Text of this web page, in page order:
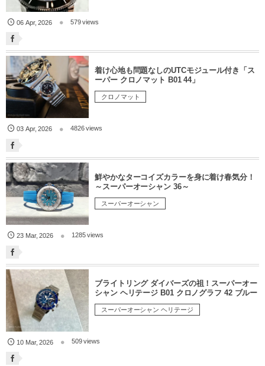
06 Apr,2026 579 views
着け心地も問題なしのUTCモジュール付き「ス
ーパー クロノマット B01 44」
クロノマット
03 Apr,2026 4826 views
鮮やかなターコイズカラーを身に着け春気分！
～スーパーオーシャン 36～
スーパーオーシャン
23 Mar,2026 1285 views
ブライトリング ダイバーズの祖！スーパーオー
シャン ヘリテージ B01 クロノグラフ 42 ブルー
スーパーオーシャン ヘリテージ
10 Mar,2026 509 views